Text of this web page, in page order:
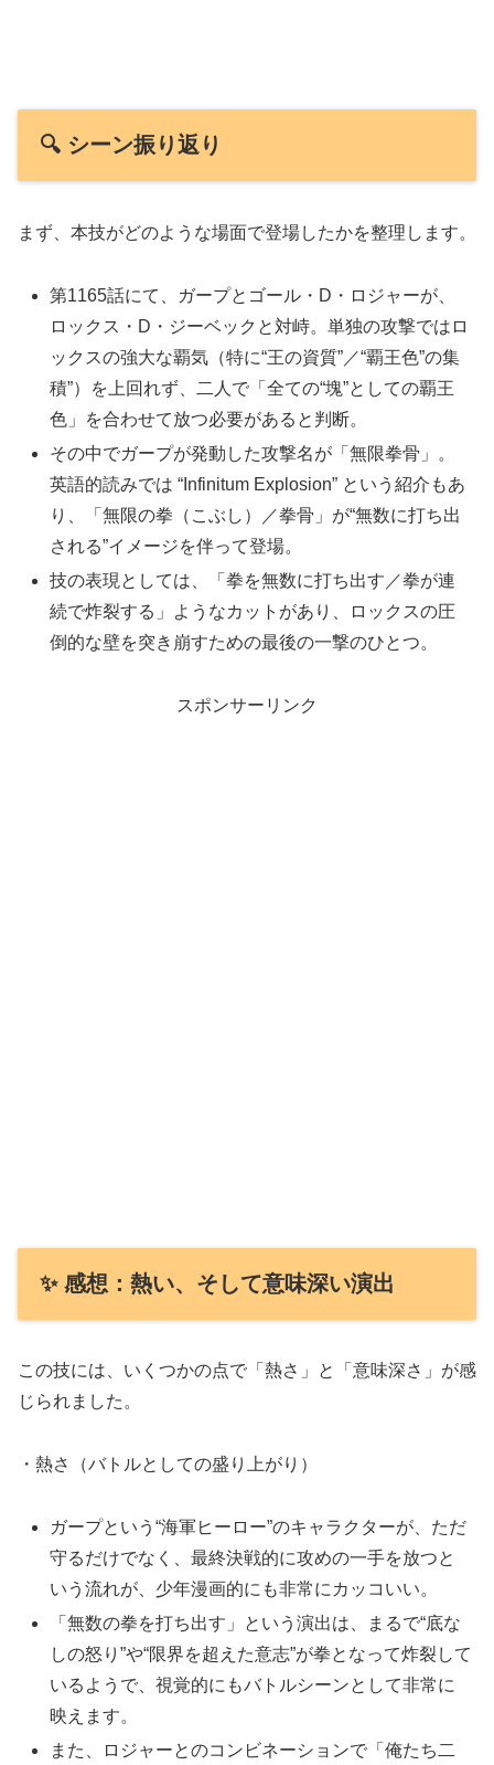
🔍 シーン振り返り
まず、本技がどのような場面で登場したかを整理します。
第1165話にて、ガープとゴール・D・ロジャーが、
ロックス・D・ジーベックと対峙。単独の攻撃ではロ
ックスの強大な覇気（特に“王の資質”／“覇王色”の集
積”）を上回れず、二人で「全ての“塊”としての覇王
色」を合わせて放つ必要があると判断。
その中でガープが発動した攻撃名が「無限拳骨」。
英語的読みでは “Infinitum Explosion” という紹介もあ
り、「無限の拳（こぶし）／拳骨」が“無数に打ち出
される”イメージを伴って登場。
技の表現としては、「拳を無数に打ち出す／拳が連
続で炸裂する」ようなカットがあり、ロックスの圧
倒的な壁を突き崩すための最後の一撃のひとつ。
スポンサーリンク
✨ 感想：熱い、そして意味深い演出
この技には、いくつかの点で「熱さ」と「意味深さ」が感
じられました。
・熱さ（バトルとしての盛り上がり）
ガープという“海軍ヒーロー”のキャラクターが、ただ
守るだけでなく、最終決戦的に攻めの一手を放つと
いう流れが、少年漫画的にも非常にカッコいい。
「無数の拳を打ち出す」という演出は、まるで“底な
しの怒り”や“限界を超えた意志”が拳となって炸裂して
いるようで、視覚的にもバトルシーンとして非常に
映えます。
また、ロジャーとのコンビネーションで「俺たち二